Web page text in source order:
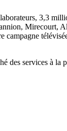
3,3
Mirecourt,
campagne
des services à la